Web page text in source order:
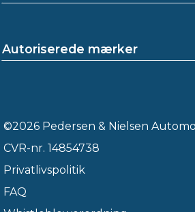
Autoriserede mærker
©2026 Pedersen & Nielsen
CVR-nr. 14854738
Privatlivspolitik
FAQ